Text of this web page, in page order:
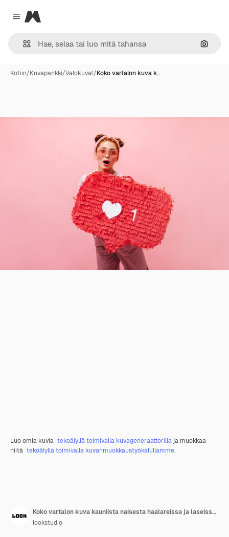
Close menu
Magnific
Hae
Kotiin/Kuvapankki/Valokuvat/Koko vartalon kuva k…
Luo omia kuvia tekoälyllä toimivalla kuvageneraattorilla ja muokkaa
niitä tekoälyllä toimivalla kuvanmuokkaustyökalullamme.
Koko vartalon kuva kauniista naisesta haalareissa ja laseissa pitäen peukku ylös -merkkiä vaaleanpunaisella taustalla.
lookstudio